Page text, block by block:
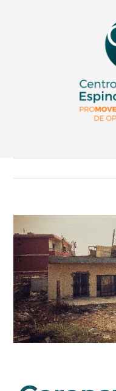
Imagen
Mas
Grande